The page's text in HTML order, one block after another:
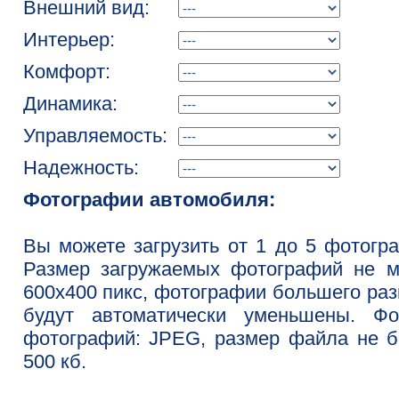
Внешний вид:
Интерьер:
Комфорт:
Динамика:
Управляемость:
Надежность:
Фотографии автомобиля:
Вы можете загрузить от 1 до 5
Размер загружаемых фотографий не
600x400 пикс, фотографии большего
будут автоматически уменьшены.
фотографий: JPEG, размер файла не
500 кб.